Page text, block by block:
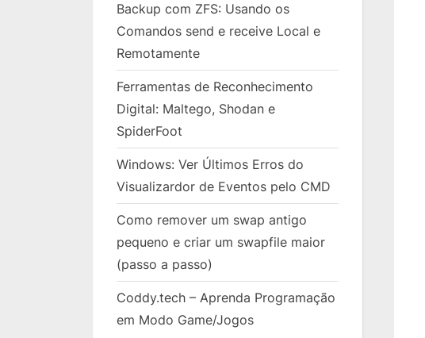
Backup com ZFS: Usando os
Comandos send e receive Local e
Remotamente
Ferramentas de Reconhecimento
Digital: Maltego, Shodan e
SpiderFoot
Windows: Ver Últimos Erros do
Visualizardor de Eventos pelo CMD
Como remover um swap antigo
pequeno e criar um swapfile maior
(passo a passo)
Coddy.tech – Aprenda Programação
em Modo Game/Jogos